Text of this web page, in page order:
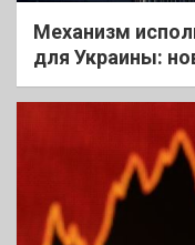
Механизм
для Украины: